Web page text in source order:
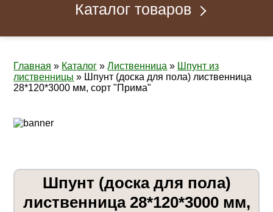
Каталог товаров
Главная » Каталог »Лиственница » Шпунт из
лиственницы » Шпунт (доска для пола) лиственница
28*120*3000 мм, сорт "Прима"
Шпунт (доска для пола)
лиственница 28*120*3000 мм,